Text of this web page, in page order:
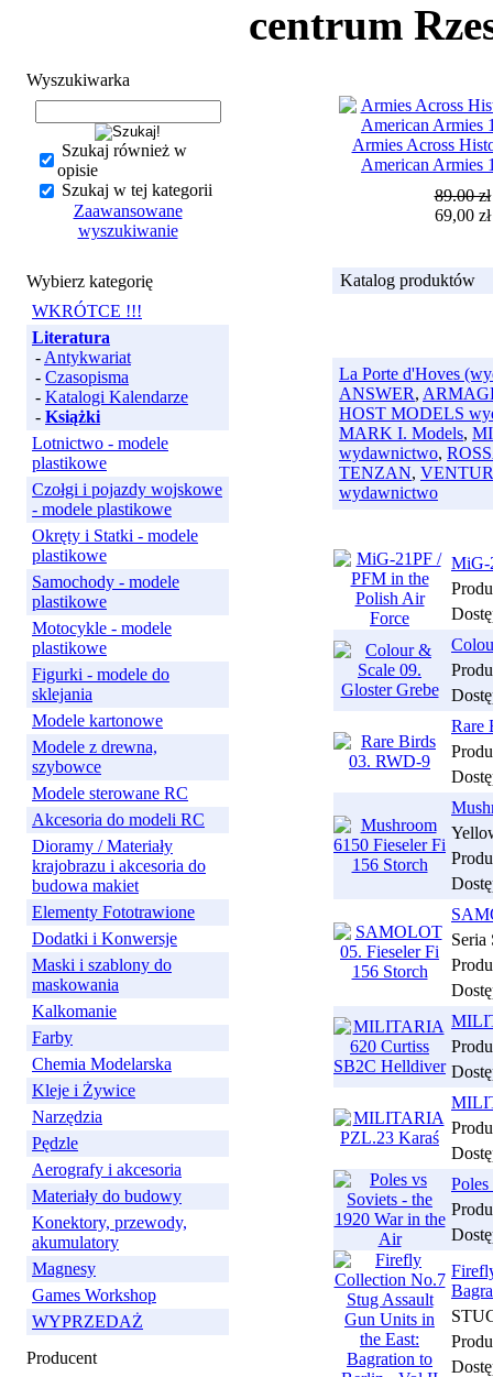
centrum
Wyszukiwarka
Szukaj również w
opisie
Szukaj w tej kategorii
Zaawansowane
wyszukiwanie
Wybierz kategorię
WKRÓTCE !!!
Literatura
- Antykwariat
- Czasopisma
- Katalogi Kalendarze
- Książki
Lotnictwo - modele
plastikowe
Czołgi i pojazdy wojskowe
- modele plastikowe
Okręty i Statki - modele
plastikowe
Samochody - modele
plastikowe
Motocykle - modele
plastikowe
Figurki - modele do
sklejania
Modele kartonowe
Modele z drewna,
szybowce
Modele sterowane RC
Akcesoria do modeli RC
Dioramy / Materiały
krajobrazu i akcesoria do
budowa makiet
Elementy Fototrawione
Dodatki i Konwersje
Maski i szablony do
maskowania
Kalkomanie
Farby
Chemia Modelarska
Kleje i Żywice
Narzędzia
Pędzle
Aerografy i akcesoria
Materiały do budowy
Konektory, przewody,
akumulatory
Magnesy
Games Workshop
WYPRZEDAŻ
Producent
Armies Across
American Armies
89.00 zł
69,00 zł
Katalog produktów
La Porte d'Hoves
ANSWER,
HOST MODELS
MARK I. Models,
wydawnictwo,
TENZAN,
wydawnictwo
MiG-
Rare